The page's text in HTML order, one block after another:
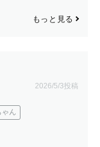
います✨
もっと見る
2026/5/3投稿
ゃん